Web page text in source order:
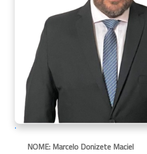
'
NOME: Marcelo Donizete Maciel